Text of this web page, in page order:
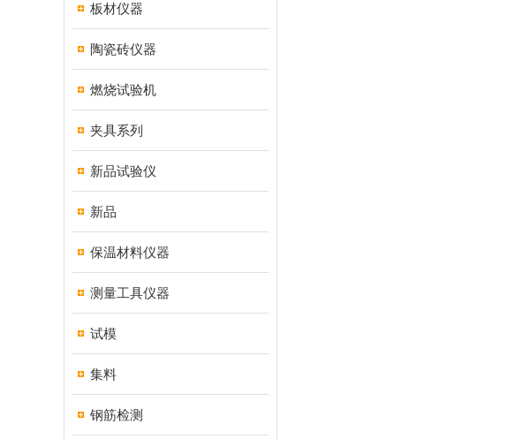
板材仪器
陶瓷砖仪器
燃烧试验机
夹具系列
新品试验仪
新品
保温材料仪器
测量工具仪器
试模
集料
钢筋检测